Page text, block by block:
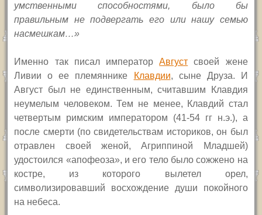
умственными способностями, было бы
правильным не подвергать его или нашу семью
насмешкам…»
Именно так писал императорАвгуст своей жене
Ливии о ее племяннике
Клавдии, сыне Друза. И
Август был не единственным, считавшим Клавдия
неумелым человеком. Тем не менее, Клавдий стал
четвертым римским императором (41-54 гг н.э.), а
после смерти (по свидетельствам историков, он был
отравлен своей женой, Агриппиной Младшей)
удостоился «апофеоза», и его тело было сожжено на
костре, из которого вылетел орел,
символизировавший восхождение души покойного
на небеса.